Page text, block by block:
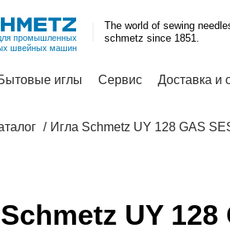
промышленных
швейных машин
The world of sewing
schmetz since 1851.
иглы Сервис Доставка и
Игла Schmetz UY 128 GAS
UY